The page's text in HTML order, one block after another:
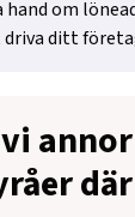
hand om
driva ditt